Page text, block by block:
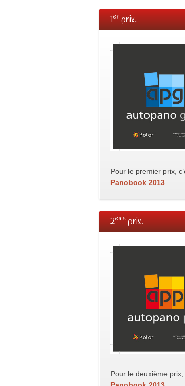
1erprix.
Pour le premier prix,
Panobook 2013
2emeprix.
Pour le deuxième prix,